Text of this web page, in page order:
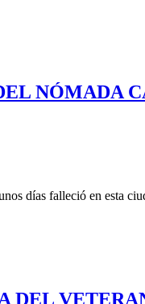
NÓMADA
días falleció en esta
DEL